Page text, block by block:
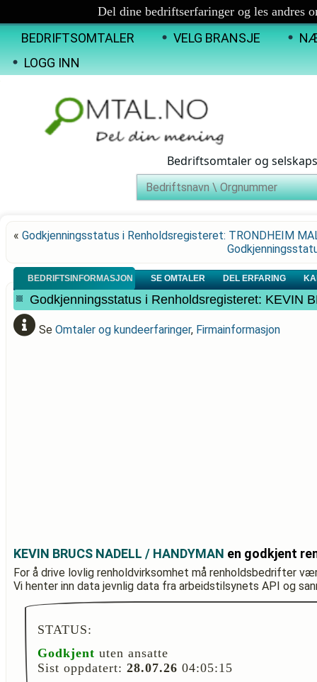
Del dine bedriftserfaringer og les andres
BEDRIFTSOMTALER VELG BRANSJE
LOGG INN
Bedriftsomtaler og
« Godkjenningsstatus i Renholdsregisteret: TRONDHEIM
BEDRIFTSINFORMASJON SE OMTALER DEL ERFARING
Godkjenningsstatus i Renholdsregisteret: KEVIN
Se Omtaler og kundeerfaringer, Firmainformasjon
KEVIN BRUCS NADELL / HANDYMAN en godkjent
For å drive lovlig renholdvirksomhet må renholdsbedrifter
Vi henter inn data jevnlig data fra arbeidstilsynets API og
STATUS:
Godkjent uten ansatte
Sist oppdatert: 28.07.26 04:05:15